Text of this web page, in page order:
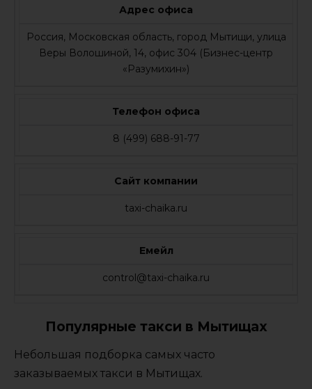
Адрес офиса
Россия, Московская область, город Мытищи, улица
Веры Волошиной, 14, офис 304 (Бизнес-центр
«Разумихин»)
Телефон офиса
8 (499) 688-91-77
Сайт компании
taxi-chaika.ru
Емейл
control@taxi-chaika.ru
Популярные такси в Мытищах
Небольшая подборка самых часто
заказываемых такси в Мытищах.